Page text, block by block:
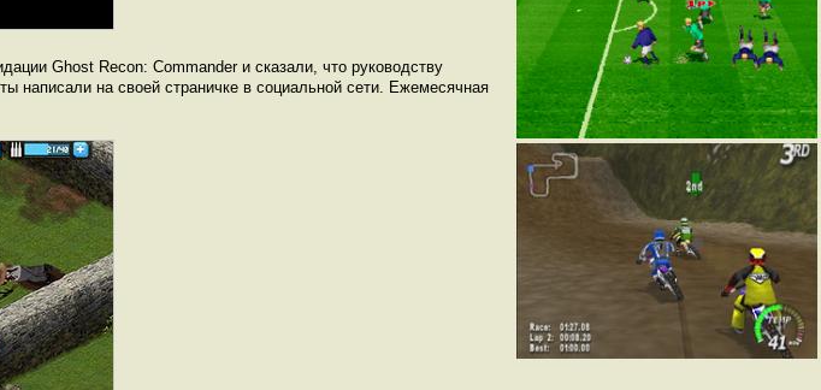
Ghost Recon: Commander и сказали, что руководству
написали на своей страничке в социальной сети. Ежемесячная